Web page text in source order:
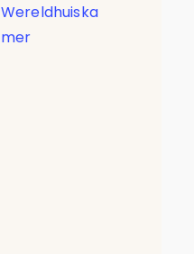
Wereldhuiska
mer